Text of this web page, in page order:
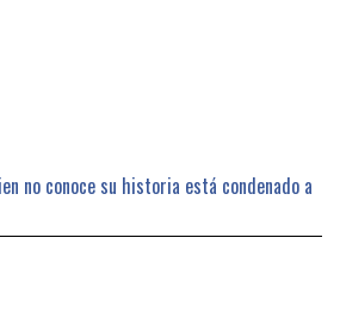
no conoce su historia está condenado a